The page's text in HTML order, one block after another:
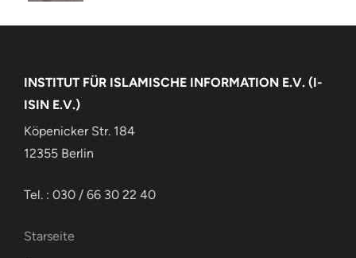
INSTITUT FÜR ISLAMISCHE INFORMATION E.V. (I-
ISIN E.V.)
Köpenicker Str. 184
12355 Berlin
Tel. : 030 / 66 30 22 40
Starseite